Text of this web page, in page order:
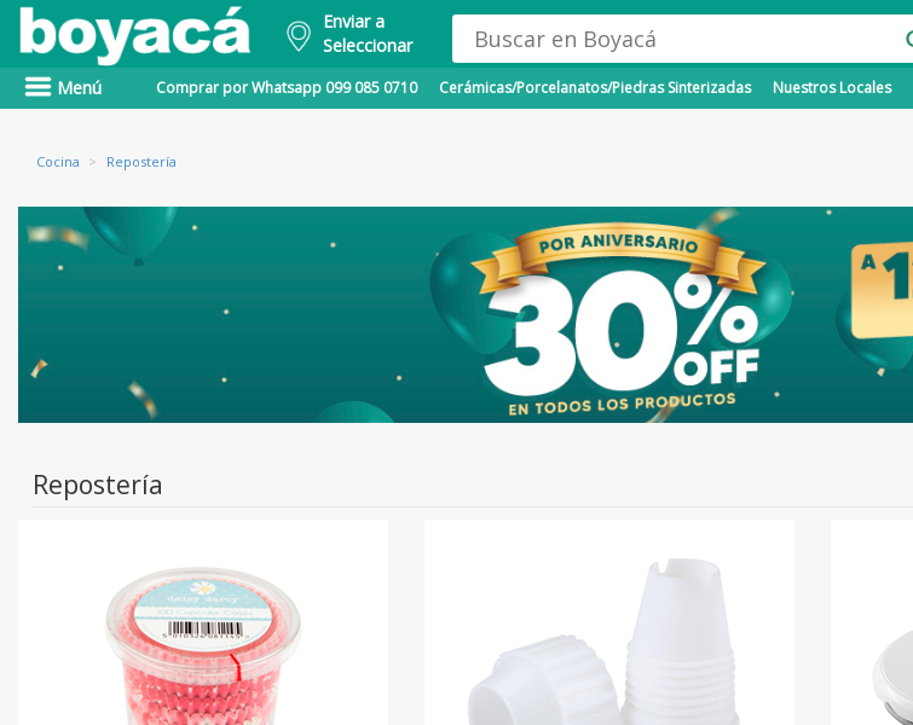
Enviar a
Seleccionar
Menú Comprar por Whatsapp 099 085 0710 Cerámicas/Porcelanatos/Piedras Sinterizadas Nuestros Locales
Cocina > Repostería
Repostería